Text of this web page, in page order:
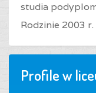
studia
Rodzinie 2003 r.
Profile w